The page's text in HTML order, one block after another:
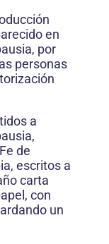
en
por
personas
a
de
escritos a
carta
con
un